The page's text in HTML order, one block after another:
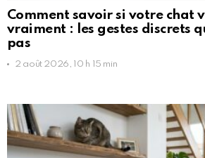
Comment savoir si votre chat
vraiment : les gestes discrets
pas
2 août 2026, 10 h 15 min